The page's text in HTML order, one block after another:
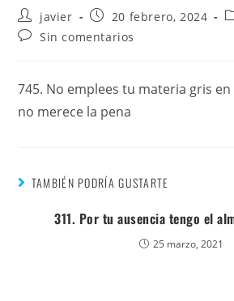
javier 20 febrero, 2024
Sin comentarios
745. No emplees tu materia gris
no merece la pena
TAMBIÉN PODRÍA GUSTARTE
311. Por tu ausencia tengo el
25 marzo, 2021